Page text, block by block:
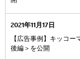
2021年11月17日
【広告事例】キッコー
後編＞を公開